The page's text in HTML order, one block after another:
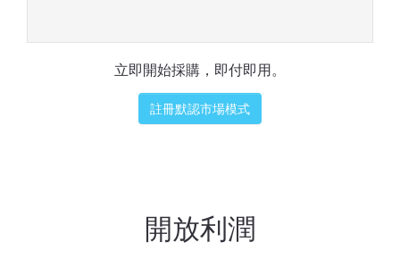
立即開始採購，即付即用。
註冊默認市場模式
開放利潤